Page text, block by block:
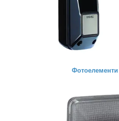
Фотоелементи